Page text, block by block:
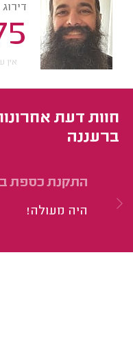
אין
חוות דעת
ברעננה
התקנת כספת
היה מעולה!